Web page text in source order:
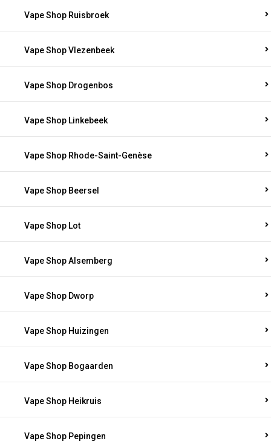
Vape Shop Ruisbroek
Vape Shop Vlezenbeek
Vape Shop Drogenbos
Vape Shop Linkebeek
Vape Shop Rhode-Saint-Genèse
Vape Shop Beersel
Vape Shop Lot
Vape Shop Alsemberg
Vape Shop Dworp
Vape Shop Huizingen
Vape Shop Bogaarden
Vape Shop Heikruis
Vape Shop Pepingen